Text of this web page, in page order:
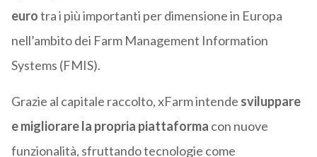
eurotra i più importanti per dimensione in Europa
nell’ambito dei Farm Management Information
Systems (FMIS).
Grazie al capitale raccolto, xFarm intende sviluppare
e migliorare la propria piattaforma con nuove
funzionalità, sfruttando tecnologie come